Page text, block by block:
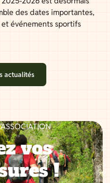
des dates importantes,
événements sportifs
actualités
vos
!